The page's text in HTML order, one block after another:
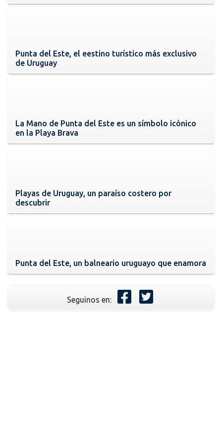
Punta del Este, el eestino turístico más exclusivo
de Uruguay
La Mano de Punta del Este es un símbolo icónico
en la Playa Brava
Playas de Uruguay, un paraíso costero por
descubrir
Punta del Este, un balneario uruguayo que enamora
Seguinos en: